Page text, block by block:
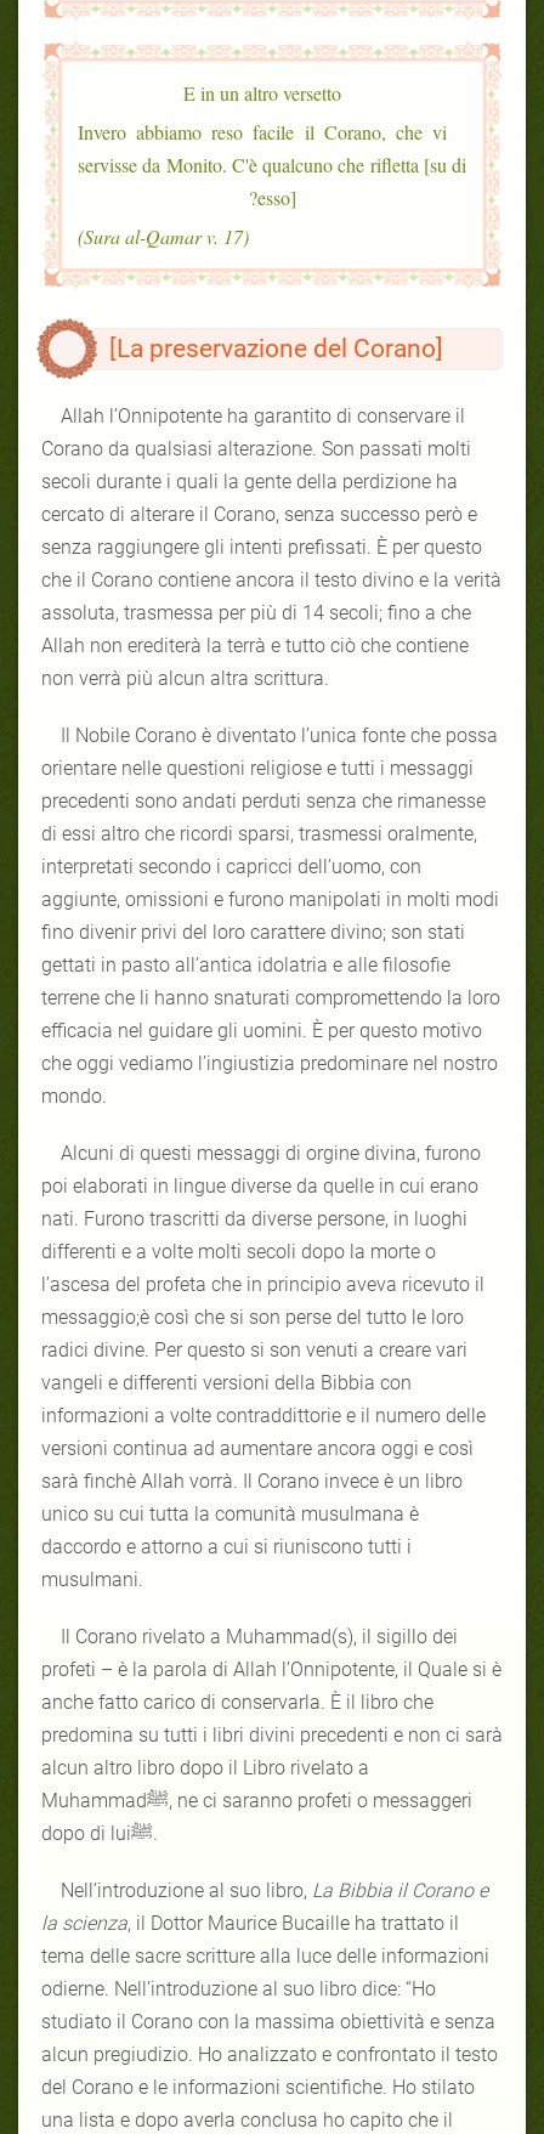
E in un altro versetto
Invero abbiamo reso facile il Corano, che vi
servisse da Monito. C'è qualcuno che rifletta [su di
esso]?
(Sura al-Qamar v. 17)
[La preservazione del Corano]
Allah l’Onnipotente ha garantito di conservare il
Corano da qualsiasi alterazione. Son passati molti
secoli durante i quali la gente della perdizione ha
cercato di alterare il Corano, senza successo però e
senza raggiungere gli intenti prefissati. È per questo
che il Corano contiene ancora il testo divino e la verità
assoluta, trasmessa per più di 14 secoli; fino a che
Allah non erediterà la terrà e tutto ciò che contiene
non verrà più alcun altra scrittura.
Il Nobile Corano è diventato l’unica fonte che possa
orientare nelle questioni religiose e tutti i messaggi
precedenti sono andati perduti senza che rimanesse
di essi altro che ricordi sparsi, trasmessi oralmente,
interpretati secondo i capricci dell’uomo, con
aggiunte, omissioni e furono manipolati in molti modi
fino divenir privi del loro carattere divino; son stati
gettati in pasto all’antica idolatria e alle filosofie
terrene che li hanno snaturati compromettendo la loro
efficacia nel guidare gli uomini. È per questo motivo
che oggi vediamo l’ingiustizia predominare nel nostro
mondo.
Alcuni di questi messaggi di orgine divina, furono
poi elaborati in lingue diverse da quelle in cui erano
nati. Furono trascritti da diverse persone, in luoghi
differenti e a volte molti secoli dopo la morte o
l’ascesa del profeta che in principio aveva ricevuto il
messaggio;è così che si son perse del tutto le loro
radici divine. Per questo si son venuti a creare vari
vangeli e differenti versioni della Bibbia con
informazioni a volte contraddittorie e il numero delle
versioni continua ad aumentare ancora oggi e così
sarà finchè Allah vorrà. Il Corano invece è un libro
unico su cui tutta la comunità musulmana è
daccordo e attorno a cui si riuniscono tutti i
musulmani.
Il Corano rivelato a Muhammad(s), il sigillo dei
profeti – è la parola di Allah l’Onnipotente, il Quale si è
anche fatto carico di conservarla. È il libro che
predomina su tutti i libri divini precedenti e non ci sarà
alcun altro libro dopo il Libro rivelato a
Muhammadﷺ, ne ci saranno profeti o messaggeri
dopo di luiﷺ.
Nell’introduzione al suo libro, La Bibbia il Corano e
la scienza, il Dottor Maurice Bucaille ha trattato il
tema delle sacre scritture alla luce delle informazioni
odierne. Nell’introduzione al suo libro dice: “Ho
studiato il Corano con la massima obiettività e senza
alcun pregiudizio. Ho analizzato e confrontato il testo
del Corano e le informazioni scientifiche. Ho stilato
una lista e dopo averla conclusa ho capito che il